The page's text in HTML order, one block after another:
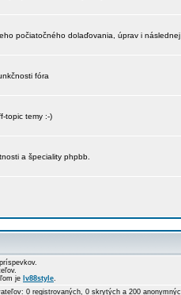
počiatočného dolaďovania, úprav i
fóra
topic temy :-)
a špeciality phpbb.
príspevkov.
je lv88style.
0 registrovaných, 0 skrytých a 200